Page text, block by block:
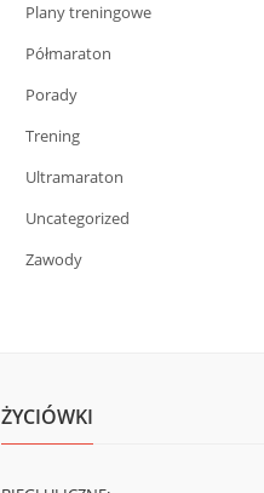
Plany treningowe
Półmaraton
Porady
Trening
Ultramaraton
Uncategorized
Zawody
ŻYCIÓWKI